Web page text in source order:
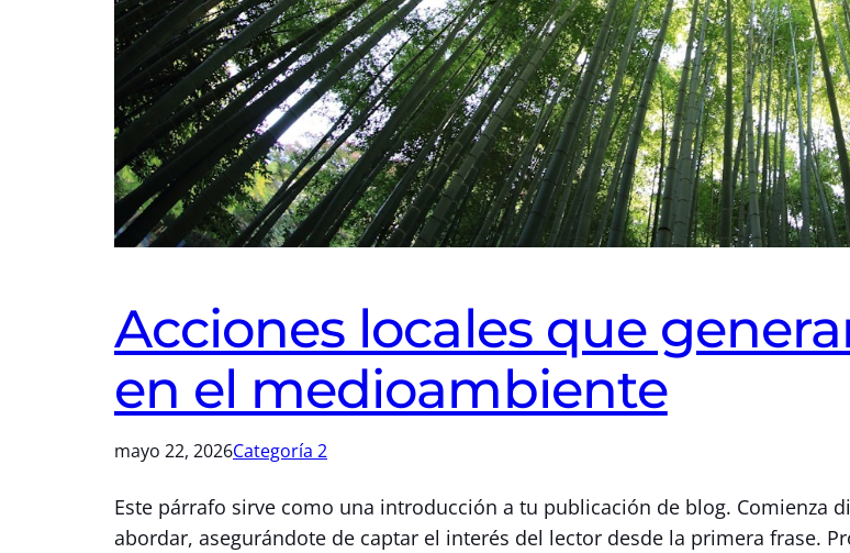
Acciones locales que
en el medioambiente
mayo 22, 2026Categoría 2
Este párrafo sirve como una introducción a tu publicación de blog. Comienza
abordar, asegurándote de captar el interés del lector desde la primera frase.